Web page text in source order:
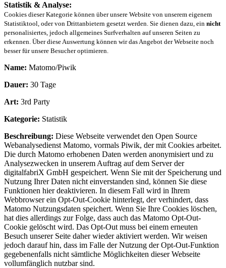
Statistik & Analyse:
Cookies dieser Kategorie können über unsere Website von unserem eigenem
Statistiktool, oder von Drittanbietern gesetzt werden. Sie dienen dazu, ein nicht
personalisiertes, jedoch allgemeines Surfverhalten auf unseren Seiten zu
erkennen. Über diese Auswertung können wir das Angebot der Webseite noch
besser für unsere Besucher optimieren.
Name: Matomo/Piwik
Dauer: 30 Tage
Art: 3rd Party
Kategorie: Statistik
Beschreibung: Diese Webseite verwendet den Open Source
Webanalysedienst Matomo, vormals Piwik, der mit Cookies arbeitet.
Die durch Matomo erhobenen Daten werden anonymisiert und zu
Analysezwecken in unserem Auftrag auf dem Server der
digitalfabriX GmbH gespeichert. Wenn Sie mit der Speicherung und
Nutzung Ihrer Daten nicht einverstanden sind, können Sie diese
Funktionen hier deaktivieren. In diesem Fall wird in Ihrem
Webbrowser ein Opt-Out-Cookie hinterlegt, der verhindert, dass
Matomo Nutzungsdaten speichert. Wenn Sie Ihre Cookies löschen,
hat dies allerdings zur Folge, dass auch das Matomo Opt-Out-
Cookie gelöscht wird. Das Opt-Out muss bei einem erneuten
Besuch unserer Seite daher wieder aktiviert werden. Wir weisen
jedoch darauf hin, dass im Falle der Nutzung der Opt-Out-Funktion
gegebenenfalls nicht sämtliche Möglichkeiten dieser Webseite
vollumfänglich nutzbar sind.